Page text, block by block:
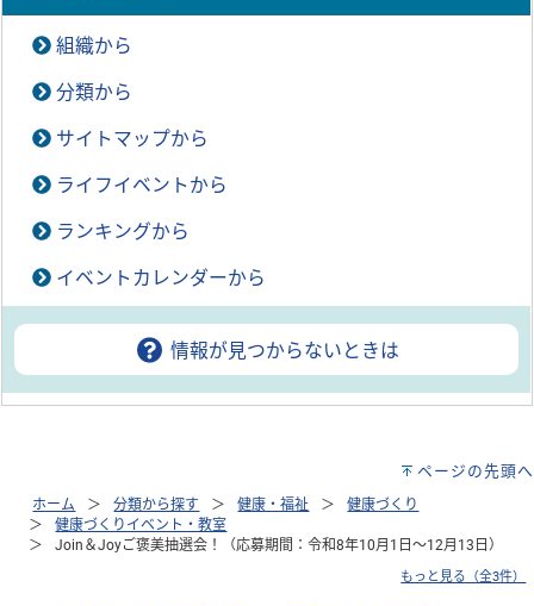
組織から
分類から
サイトマップから
ライフイベントから
ランキングから
イベントカレンダーから
情報が見つからないときは
ページの先頭へ
ホーム 分類から探す 健康・福祉
健康づくり
健康づくりイベント・教室
Join＆Joyご褒美抽選会！（応募期間：令和8年10月1日～12月13日）
もっと見る（全3件）